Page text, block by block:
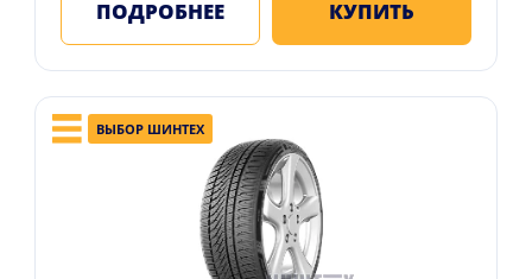
ПОДРОБНЕЕ КУПИТЬ
ВЫБОР ШИНТЕХ